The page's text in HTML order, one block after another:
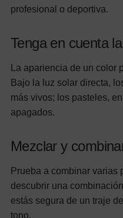
profesional o deportiva.
Tenga en cuenta
La apariencia de un color
Bajo la luz solar directa,
más vivos; los pasteles,
apagados.
Mezclar y
Prueba a combinar varias
descubrir una
estás segura de un traje
tono.